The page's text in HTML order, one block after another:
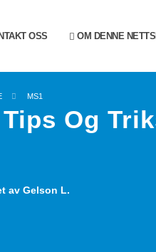
OSS OM DENNE
MS1
Og
av Gelson L.